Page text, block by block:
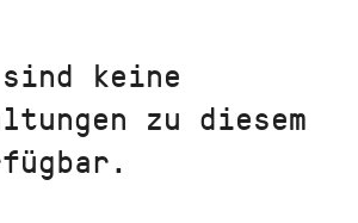
keine
zu diesem